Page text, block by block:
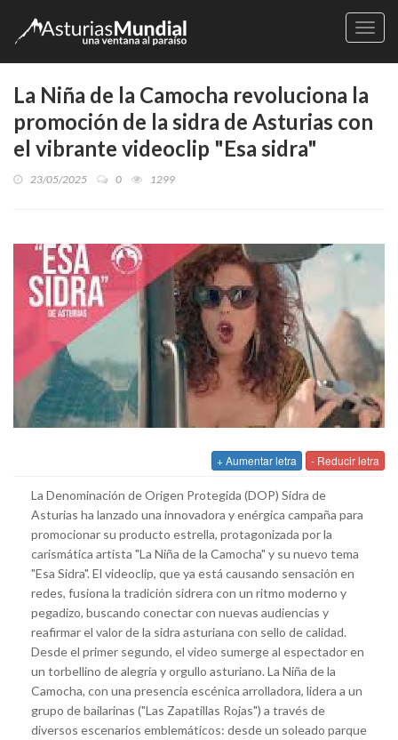
La Niña de la Camocha revoluciona la
promoción de la sidra de Asturias con
el vibrante videoclip "Esa sidra"
23/05/2025 0 1299
+ Aumentar letra - Reducir letra
La Denominación de Origen Protegida (DOP) Sidra de
Asturias ha lanzado una innovadora y enérgica campaña para
promocionar su producto estrella, protagonizada por la
carismática artista "La Niña de la Camocha" y su nuevo tema
"Esa Sidra". El videoclip, que ya está causando sensación en
redes, fusiona la tradición sidrera con un ritmo moderno y
pegadizo, buscando conectar con nuevas audiencias y
reafirmar el valor de la sidra asturiana con sello de calidad.
Desde el primer segundo, el video sumerge al espectador en
un torbellino de alegría y orgullo asturiano. La Niña de la
Camocha, con una presencia escénica arrolladora, lidera a un
grupo de bailarinas ("Las Zapatillas Rojas") a través de
diversos escenarios emblemáticos: desde un soleado parque